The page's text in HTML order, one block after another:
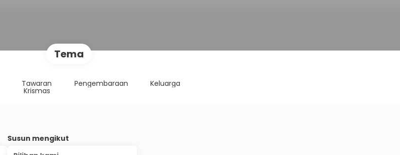
Tema
Tawaran
Krismas
Pengembaraan Keluarga
Susun mengikut